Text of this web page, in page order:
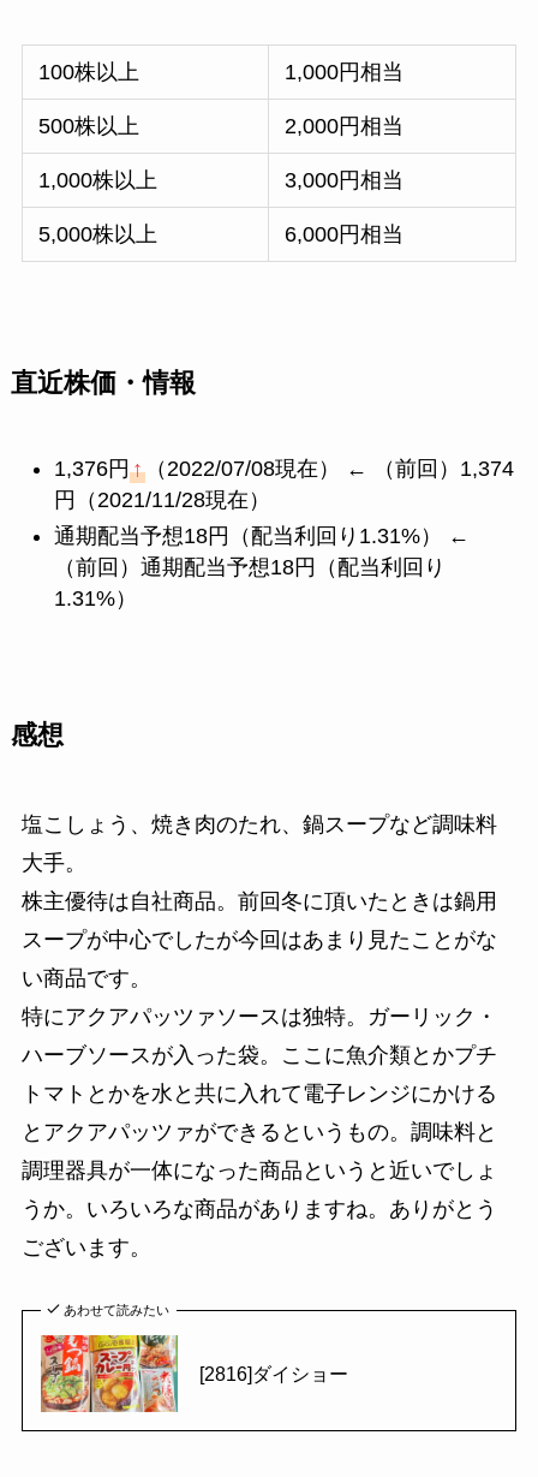
100株以上 1,000円相当
500株以上 2,000円相当
1,000株以上 3,000円相当
5,000株以上 6,000円相当
直近株価・情報
1,376円↑（2022/07/08現在） ← （前回）1,374
円（2021/11/28現在）
通期配当予想18円（配当利回り1.31%） ←
（前回）通期配当予想18円（配当利回り
1.31%）
感想
塩こしょう、焼き肉のたれ、鍋スープなど調味料
大手。
株主優待は自社商品。前回冬に頂いたときは鍋用
スープが中心でしたが今回はあまり見たことがな
い商品です。
特にアクアパッツァソースは独特。ガーリック・
ハーブソースが入った袋。ここに魚介類とかプチ
トマトとかを水と共に入れて電子レンジにかける
とアクアパッツァができるというもの。調味料と
調理器具が一体になった商品というと近いでしょ
うか。いろいろな商品がありますね。ありがとう
ございます。
あわせて読みたい
[2816]ダイショー